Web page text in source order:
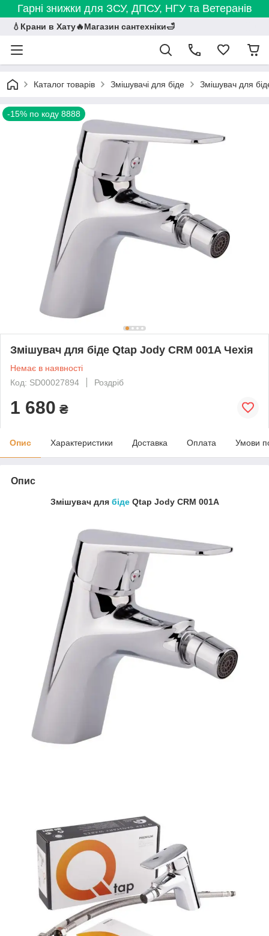
Гарні знижки для ЗСУ, ДПСУ, НГУ та Ветеранів
💧Крани в Хату🔥Магазин сантехніки🛁
Каталог товарів Змішувачі для біде Змішувач для
-15% по коду 8888
Змішувач для біде Qtap Jody CRM 001A Чехія
Немає в наявності
Код: SD00027894
Роздріб
1 680 ₴
Опис Характеристики Доставка Оплата Умови
Опис
Змішувач для бідеQtap Jody CRM 001A